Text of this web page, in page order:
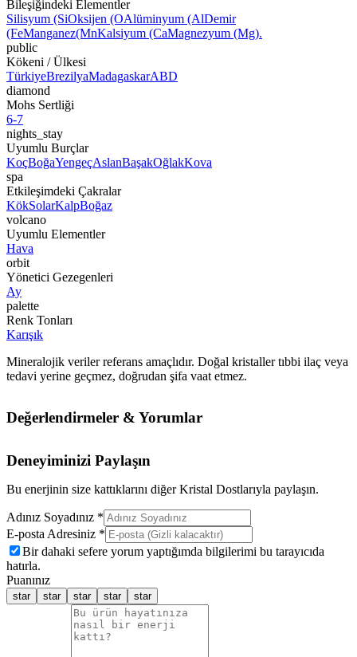
Bileşiğindeki Elementler
Silisyum (SiOksijen (OAlüminyum (AlDemir
(FeManganez(MnKalsiyum (CaMagnezyum (Mg).
public
Kökeni / Ülkesi
TürkiyeBrezilyaMadagaskarABD
diamond
Mohs Sertliği
6-7
nights_stay
Uyumlu Burçlar
KoçBoğaYengeçAslanBaşakOğlakKova
spa
Etkileşimdeki Çakralar
KökSolarKalpBoğaz
volcano
Uyumlu Elementler
Hava
orbit
Yönetici Gezegenleri
Ay
palette
Renk Tonları
Karışık
Mineralojik veriler referans amaçlıdır. Doğal kristaller tıbbi ilaç veya
tedavi yerine geçmez, doğrudan şifa vaat etmez.
Değerlendirmeler & Yorumlar
Deneyiminizi Paylaşın
Bu enerjinin size kattıklarını diğer Kristal Dostlarıyla paylaşın.
Adınız Soyadınız *
E-posta Adresiniz *
Bir dahaki sefere yorum yaptığımda bilgilerimi bu tarayıcıda
hatırla.
Puanınız
star star star star star